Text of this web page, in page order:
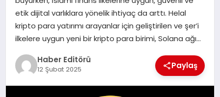
EĞITIM
MAGAZIN
SPOR
etik dijital varlıklara yönelik ihtiyaç da arttı. Helal
kripto para yatırımı arayanlar için geliştirilen ve şer’i
ilkelere uygun yeni bir kripto para birimi, Solana ağı…
Haber Editörü
12 Şubat 2025 Paylaş